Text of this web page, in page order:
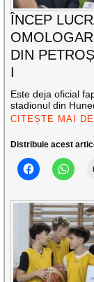
ÎNCEP
DIN
I
Este deja oficial
stadionul din
CITEȘTE MAI
Distribuie acest